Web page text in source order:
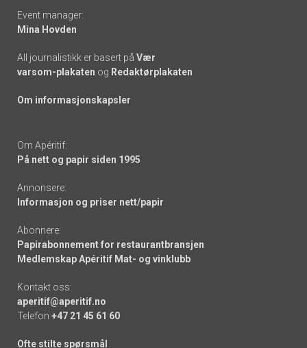
Event manager:
Mina Hovden
All journalistikk er basert på Vær
varsom-plakaten og Redaktørplakaten
Om informasjonskapsler
Om Apéritif:
På nett og papir siden 1995
Annonsere:
Informasjon og priser nett/papir
Abonnere:
Papirabonnement for restaurantbransjen
Medlemskap Apéritif Mat- og vinklubb
Kontakt oss:
aperitif@aperitif.no
Telefon +47 21 45 61 60
Ofte stilte spørsmål